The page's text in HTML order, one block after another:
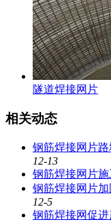
隧道焊接网片
相关动态
钢筋焊接网片
12-13
钢筋焊接网片
钢筋焊接网片
12-5
钢筋焊接网促